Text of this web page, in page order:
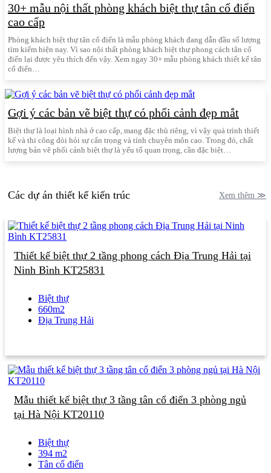
30+ mẫu nội thất phòng khách biệt thự tân cổ điển
cao cấp
Phòng khách biệt thự tân cổ điển là mẫu phòng khách đang dẫn đầu số lượng
tìm kiếm hiện nay. Vì sao nội thất phòng khách biệt thự phong cách tân cổ
điển lại được yêu thích đến vậy. Xem ngay 30+ mẫu phòng khách thiết kế tân
cổ điển…
Gợi ý các bản vẽ biệt thự có phối cảnh đẹp mắt
Biệt thự là loại hình nhà ở cao cấp, mang đặc thù riêng, vì vậy quá trình thiết
kế và thi công đòi hỏi sự cẩn trọng và tính chuyên môn cao. Trong đó, chất
lượng bản vẽ phối cảnh biệt thự là yếu tố quan trọng, cần đặc biệt…
Các dự án thiết kế kiến trúc Xem thêm ≫
Thiết kế biệt thự 2 tầng phong cách Địa Trung Hải tại
Ninh Bình KT25831
Biệt thự
660m2
Địa Trung Hải
Mẫu thiết kế biệt thự 3 tầng tân cổ điển 3 phòng ngủ
tại Hà Nội KT20110
Biệt thự
394 m2
Tân cổ điển